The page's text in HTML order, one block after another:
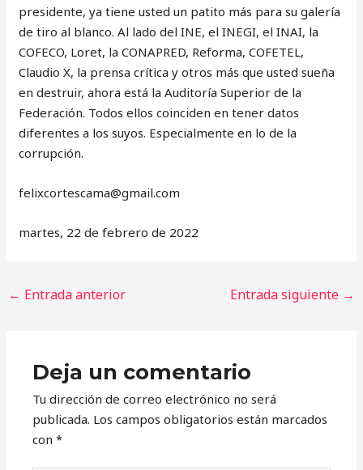
presidente, ya tiene usted un patito más para su galería
de tiro al blanco. Al lado del INE, el INEGI, el INAI, la
COFECO, Loret, la CONAPRED, Reforma, COFETEL,
Claudio X, la prensa crítica y otros más que usted sueña
en destruir, ahora está la Auditoría Superior de la
Federación. Todos ellos coinciden en tener datos
diferentes a los suyos. Especialmente en lo de la
corrupción.
‎felixcortescama@gmail.com
martes, 22 de febrero de 2022
← Entrada anterior Entrada siguiente →
Deja un comentario
Tu dirección de correo electrónico no será
publicada. Los campos obligatorios están marcados
con*